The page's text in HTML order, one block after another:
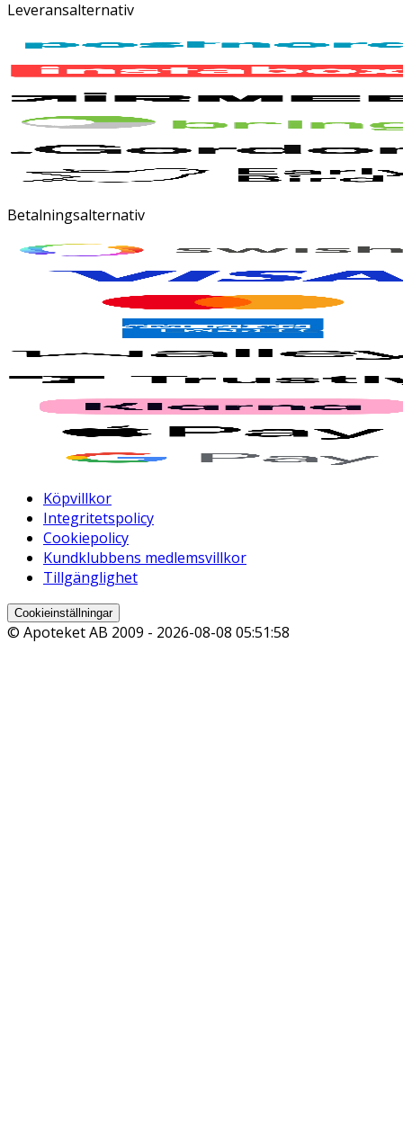
Leveransalternativ
Betalningsalternativ
Köpvillkor
Integritetspolicy
Cookiepolicy
Kundklubbens medlemsvillkor
Tillgänglighet
Cookieinställningar
© Apoteket AB 2009 - 2026-08-08 05:51:58